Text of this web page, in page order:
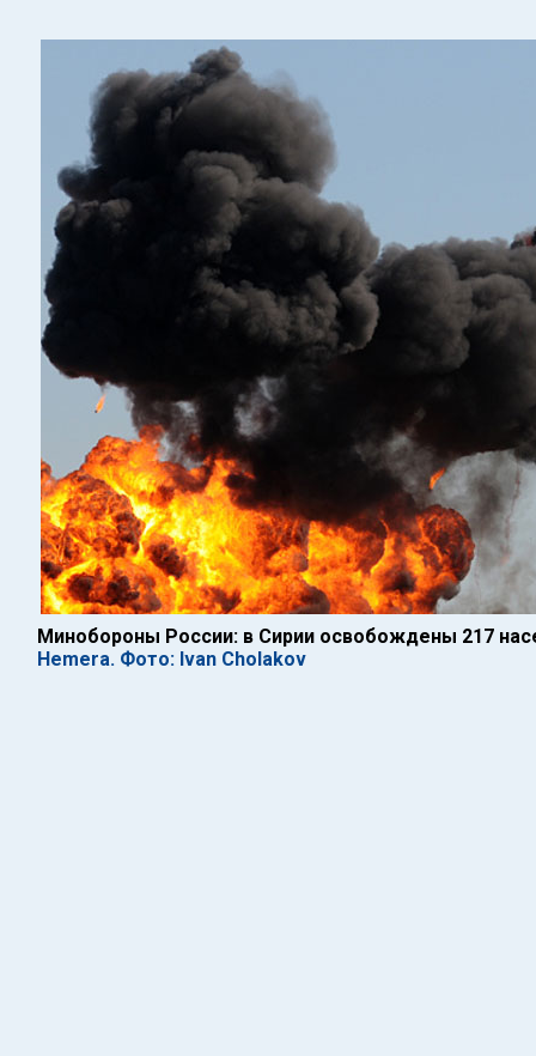
Минобороны России: в Сирии освобождены 217
Hemera. Фото: Ivan Cholakov